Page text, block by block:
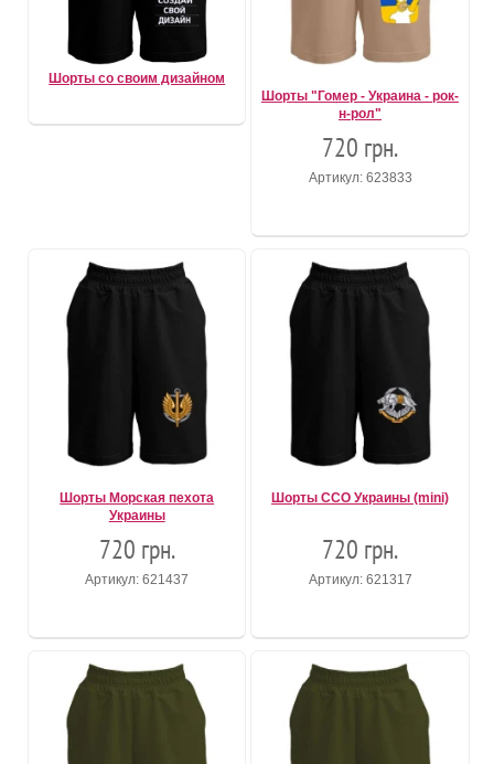
Шорты со своим дизайном
Шорты "Гомер - Украина - рок-
н-рол"
720 грн.
Артикул: 623833
Шорты Морская пехота
Украины
720 грн.
Артикул: 621437
Шорты ССО Украины (mini)
720 грн.
Артикул: 621317